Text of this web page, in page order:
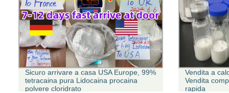
Sicuro arrivare a casa USA Europe, 99%
tetracaina pura Lidocaina procaina
polvere cloridrato
Vendita a
Vendita
rapida